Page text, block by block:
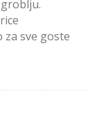
za sve goste